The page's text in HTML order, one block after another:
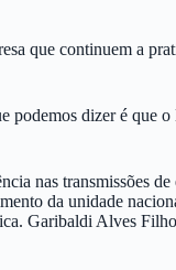
que continuem a
podemos dizer é que
nas transmissões
da unidade
Garibaldi Alves